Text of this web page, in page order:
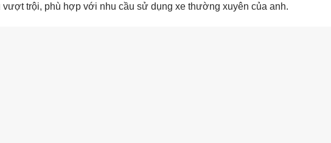
trội, phù hợp với nhu cầu sử dụng xe thường xuyên của anh.